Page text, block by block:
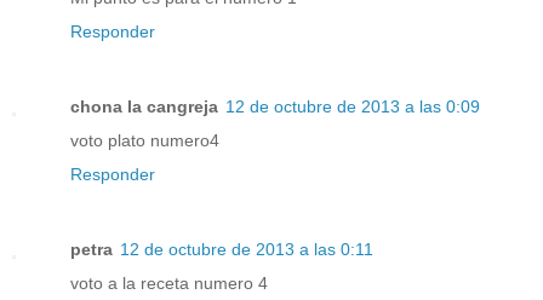
Responder
chona la cangreja 12 de octubre de 2013 a las 0:09
voto plato numero4
Responder
petra 12 de octubre de 2013 a las 0:11
voto a la receta numero 4